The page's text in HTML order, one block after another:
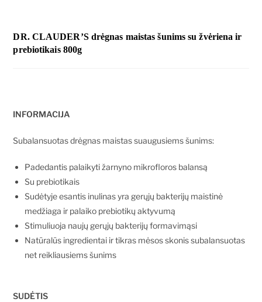
DR. CLAUDER’S drėgnas maistas šunims su žvėriena ir
prebiotikais 800g
INFORMACIJA
Subalansuotas drėgnas maistas suaugusiems šunims:
Padedantis palaikyti žarnyno mikrofloros balansą
Su prebiotikais
Sudėtyje esantis inulinas yra gerųjų bakterijų maistinė
medžiaga ir palaiko prebiotikų aktyvumą
Stimuliuoja naujų gerųjų bakterijų formavimąsi
Natūralūs ingredientai ir tikras mėsos skonis subalansuotas
net reikliausiems šunims
SUDĖTIS